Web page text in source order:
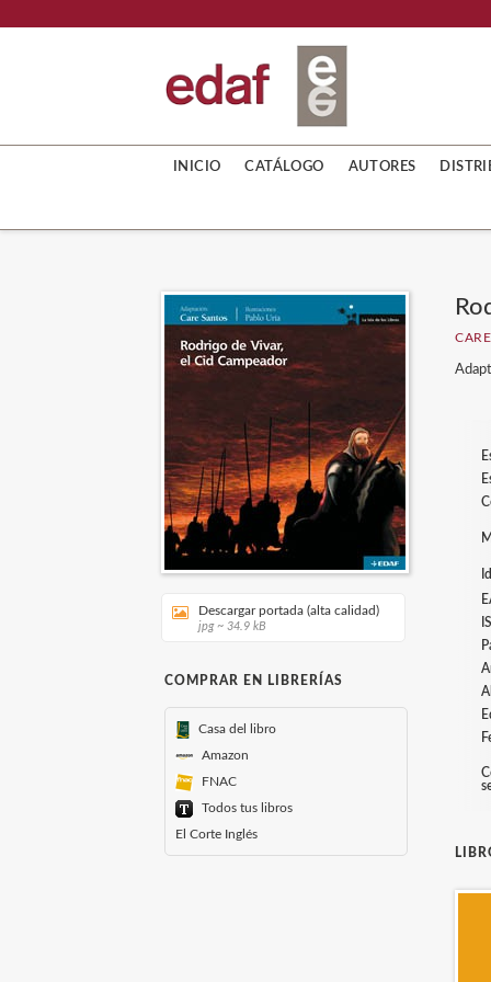
INICIO CATÁLOGO AUTORES
Descargar portada (alta calidad)
jpg ~ 34.9 kB
COMPRAR EN LIBRERÍAS
Casa del libro
Amazon
FNAC
Todos tus libros
El Corte Inglés